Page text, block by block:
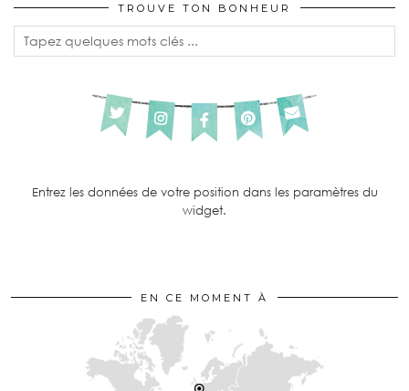
TROUVE TON BONHEUR
Entrez les données de votre position dans les paramètres du
widget.
EN CE MOMENT À